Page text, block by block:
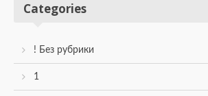
Categories
! Без рубрики
1